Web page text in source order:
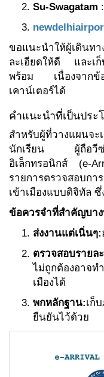
Su-Swagatam
ขอแนะนำให้ผู้เดินท
ละเอียดให้ดี และเก็
พร้อม เนื่องจากข้อ
เคาน์เตอร์ได้
คำแนะนำที่เป็นประ
สำหรับผู้ที่วางแผน
นักเรียน ผู้ถือวีซ่
อิเล็กทรอนิกส์ (e-
รายการตรวจสอบก
เข้าเมืองแบบดิจิทัล
ข้อควรจำที่สำคัญบาง
ส่งงานแต่เนิ่นๆ:
ตรวจสอบรายล
ไม่ถูกต้องอาจท
เมืองได้
พกหลักฐาน:เก็
ยืนยันไว้ด้วย